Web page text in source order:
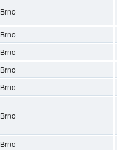
Brno
Brno
Brno
Brno
Brno
Brno
Brno